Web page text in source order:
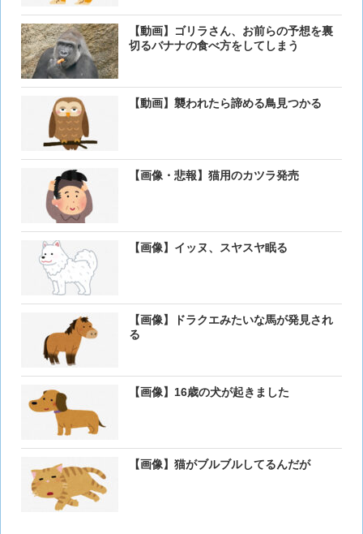
【動画】ゴリラさん、お前らの予想を裏
切るバナナの食べ方をしてしまう
【動画】襲われたら諦める鳥見つかる
【画像・悲報】猫用のカツラ発売
【画像】イッヌ、スヤスヤ眠る
【画像】ドラクエみたいな馬が発見され
る
【画像】16歳の犬が起きました
【画像】猫がブルブルしてるんだが